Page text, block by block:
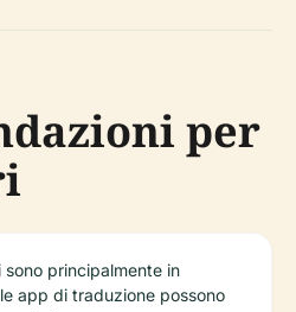
per
sono principalmente in
app di traduzione possono